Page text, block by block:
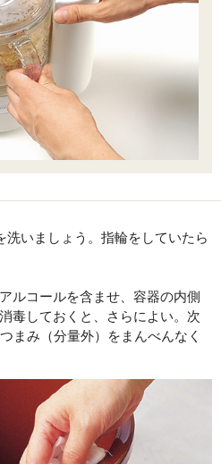
洗いましょう。指輪をしていたら
ルコールを含ませ、容器の内側
毒しておくと、さらによい。次
まみ（分量外）をまんべんなく